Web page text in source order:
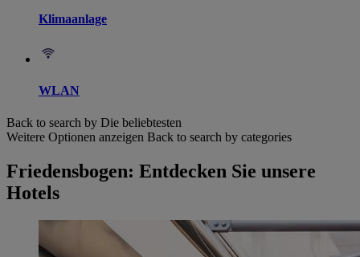
Klimaanlage
WLAN
Back to search by Die beliebtesten
Weitere Optionen anzeigen Back to search by categories
Friedensbogen: Entdecken Sie unsere
Hotels